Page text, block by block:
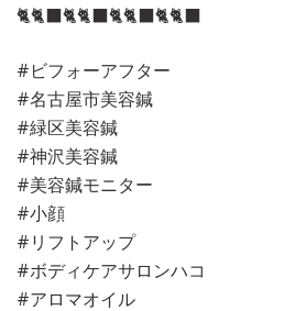
🐈🐈‍⬛🐈🐈‍⬛🐈🐈‍⬛🐈🐈‍⬛
#ビフォーアフター
#名古屋市美容鍼
#緑区美容鍼
#神沢美容鍼
#美容鍼モニター
#小顔
#リフトアップ
#ボディケアサロンハコ
#アロマオイル